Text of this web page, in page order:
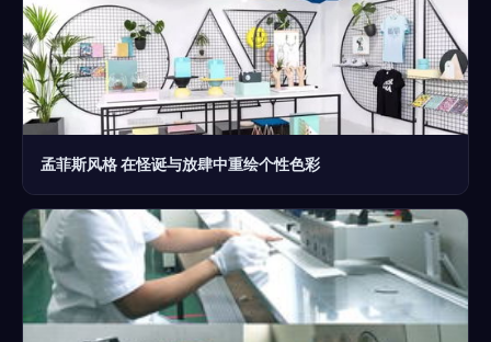
孟菲斯风格 在怪诞与放肆中重绘个性色彩